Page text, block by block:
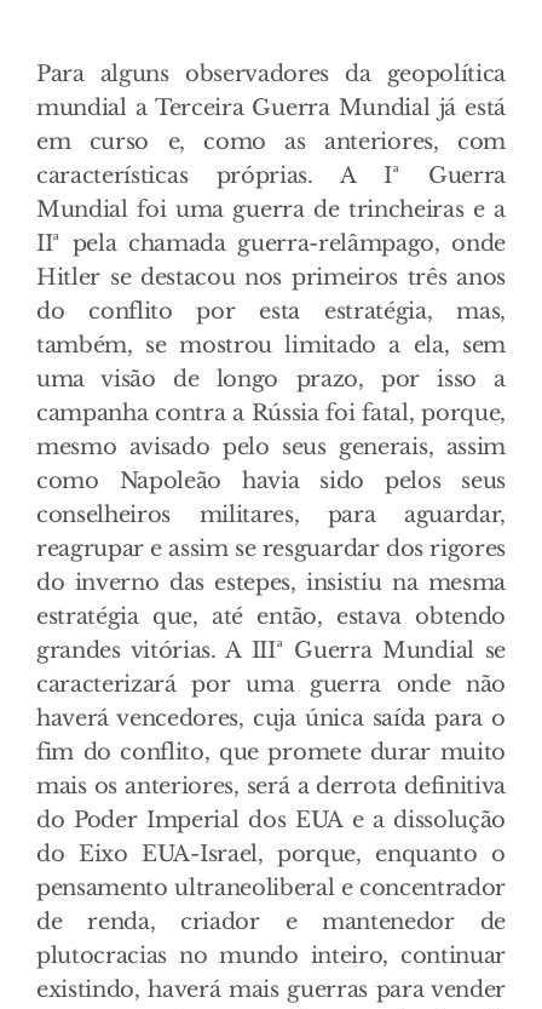
Para alguns observadores da geopolítica
mundial a Terceira Guerra Mundial já está
em curso e, como as anteriores, com
características próprias. A Iª Guerra
Mundial foi uma guerra de trincheiras e a
IIª pela chamada guerra-relâmpago, onde
Hitler se destacou nos primeiros três anos
do conflito por esta estratégia, mas,
também, se mostrou limitado a ela, sem
uma visão de longo prazo, por isso a
campanha contra a Rússia foi fatal, porque,
mesmo avisado pelo seus generais, assim
como Napoleão havia sido pelos seus
conselheiros militares, para aguardar,
reagrupar e assim se resguardar dos rigores
do inverno das estepes, insistiu na mesma
estratégia que, até então, estava obtendo
grandes vitórias. A IIIª Guerra Mundial se
caracterizará por uma guerra onde não
haverá vencedores, cuja única saída para o
fim do conflito, que promete durar muito
mais os anteriores, será a derrota definitiva
do Poder Imperial dos EUA e a dissolução
do Eixo EUA-Israel, porque, enquanto o
pensamento ultraneoliberal e concentrador
de renda, criador e mantenedor de
plutocracias no mundo inteiro, continuar
existindo, haverá mais guerras para vender